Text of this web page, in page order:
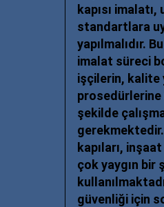
kapısı
standartlara
yapılmalıdır.
imalat süreci
işçilerin, kalite
prosedürlerine
şekilde
gerekmektedir.
kapıları,
çok yaygın bir
güvenliği için